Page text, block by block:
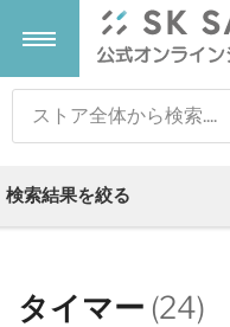
検索
タイマー (24)
検索結果を絞る